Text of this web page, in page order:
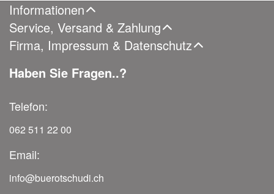
Informationen
Service, Versand & Zahlung
Firma, Impressum & Datenschutz
Haben Sie Fragen..?
Telefon:
062 511 22 00
Email:
info@buerotschudi.ch